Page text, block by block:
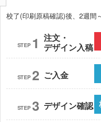
校了(印刷原稿確認)後、2週間
STEP 1 注文・
デザイン入稿
STEP 2 ご入金
STEP 3 デザイン確認